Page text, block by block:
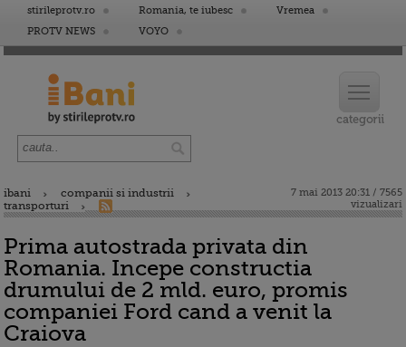
stirileprotv.ro Romania, te iubesc
Vremea
PROTV NEWS
VOYO
ibani
companii si industrii
transporturi
7 mai 2013 20:31 / 7565
vizualizari
Prima autostrada privata din
Romania. Incepe constructia
drumului de 2 mld. euro, promis
companiei Ford cand a venit la
Craiova